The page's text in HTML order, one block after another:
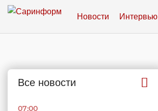
Новости Интервью
Все новости
07:00